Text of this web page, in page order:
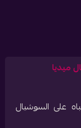
ميديا
على السوشيال